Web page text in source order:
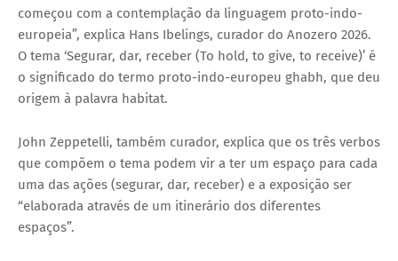
começou com a contemplação da linguagem proto-indo-
europeia”, explica Hans Ibelings, curador do Anozero 2026.
O tema ‘Segurar, dar, receber (To hold, to give, to receive)’ é
o significado do termo proto-indo-europeu ghabh, que deu
origem à palavra habitat.
John Zeppetelli, também curador, explica que os três verbos
que compõem o tema podem vir a ter um espaço para cada
uma das ações (segurar, dar, receber) e a exposição ser
“elaborada através de um itinerário dos diferentes
espaços”.